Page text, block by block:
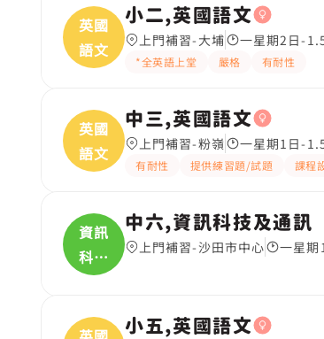
英國
語文
小二,英國語文
上門補習-大埔 一星期2日-
*全英語上堂 嚴格 有耐性
英國
語文
中三,英國語文
上門補習-粉嶺 一星期1日-
有耐性 提供練習題/試題 課程
資訊
科技
及
中六,資訊科技及通訊
上門補習-沙田市中心 一星
小五,英國語文